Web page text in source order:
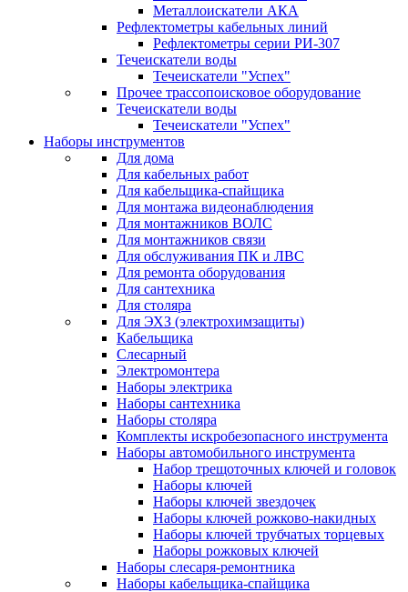
Металлоискатели АКА
Рефлектометры кабельных линий
Рефлектометры серии РИ-307
Течеискатели воды
Течеискатели "Успех"
Прочее трассопоисковое оборудование
Течеискатели воды
Течеискатели "Успех"
Наборы инструментов
Для дома
Для кабельных работ
Для кабельщика-спайщика
Для монтажа видеонаблюдения
Для монтажников ВОЛС
Для монтажников связи
Для обслуживания ПК и ЛВС
Для ремонта оборудования
Для сантехника
Для столяра
Для ЭХЗ (электрохимзащиты)
Кабельщика
Слесарный
Электромонтера
Наборы электрика
Наборы сантехника
Наборы столяра
Комплекты искробезопасного инструмента
Наборы автомобильного инструмента
Набор трещоточных ключей и головок
Наборы ключей
Наборы ключей звездочек
Наборы ключей рожково-накидных
Наборы ключей трубчатых торцевых
Наборы рожковых ключей
Наборы слесаря-ремонтника
Наборы кабельщика-спайщика